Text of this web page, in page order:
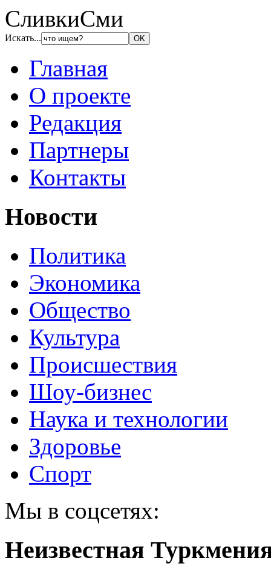
СливкиСми
Искать...
Главная
О проекте
Редакция
Партнеры
Контакты
Новости
Политика
Экономика
Общество
Культура
Происшествия
Шоу-бизнес
Наука и технологии
Здоровье
Спорт
Мы в соцсетях:
Неизвестная